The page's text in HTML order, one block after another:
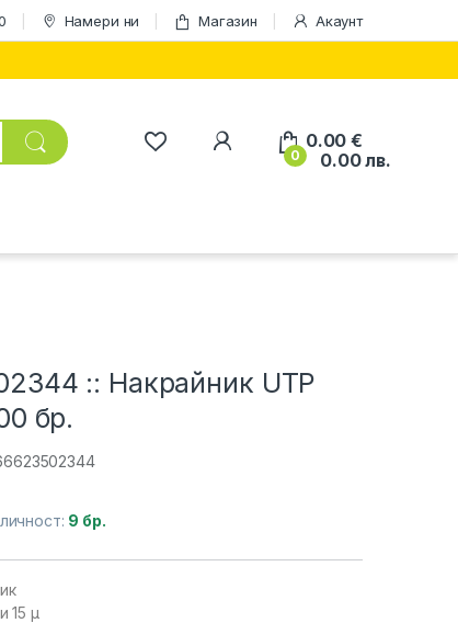
Намери ни Магазин Акаунт
0
0.00€
0.00лв.
:: Накрайник UTP
бр.
9 бр.
15 µ